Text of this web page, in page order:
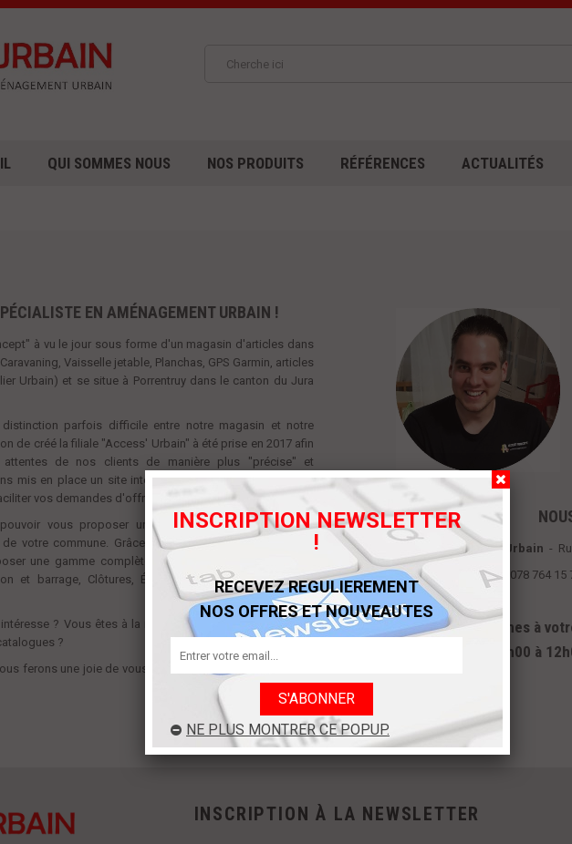
QUI SOMMES NOUS NOS PRODUITS RÉFÉRENCES ACTUALITÉS
EN AMÉNAGEMENT URBAIN !
à vu le jour sous forme d'un magasin d'articles dans
Vaisselle jetable, Planchas, GPS Garmin, articles
Urbain) et se situe à Porrentruy dans le canton du Jura
parfois difficile entre notre magasin et notre
de créé la filiale "Access' Urbain" à été prise en 2017 afin
de nos clients de manière plus "précise" et
mis en place un site internet spécialisé sur lequel vous
vos demandes d'offres.
vous proposer une gamme complète d'articles
votre commune. Grâce à nos nombreux fournisseurs,
une gamme complète d'articles dans les domaines
et barrage, Clôtures, Équipement de jeux, Drapeaux,
? Vous êtes à la recherche d'un produit qui n'est
?
ferons une joie de vous renseigner et de vous faire une
Access' Urbain -
Tél : 078 764
Nous sommes à
de 8h00 à
INSCRIPTION À LA NEWSLETTER
INSCRIPTION NEWSLETTER
!
RECEVEZ REGULIEREMENT
NOS OFFRES ET NOUVEAUTES
NE PLUS MONTRER CE POPUP.